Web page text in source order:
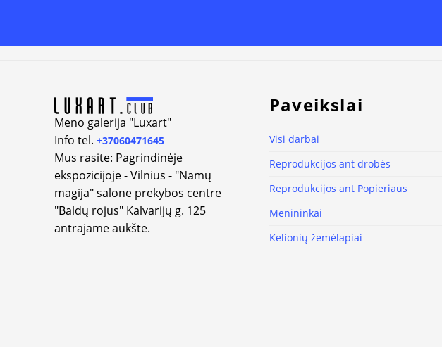
Meno galerija "Luxart"
Info tel. +37060471645
Mus rasite: Pagrindinėje
ekspozicijoje - Vilnius - "Namų
magija" salone prekybos centre
"Baldų rojus" Kalvarijų g. 125
antrajame aukšte.
Paveikslai
Visi darbai
Reprodukcijos ant drobės
Reprodukcijos ant Popieriaus
Menininkai
Kelionių žemėlapiai